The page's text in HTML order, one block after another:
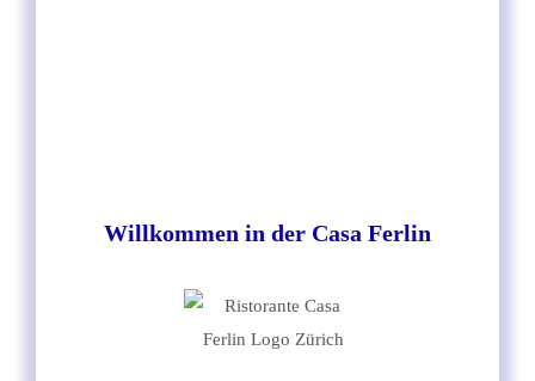
Willkommen in der Casa Ferlin